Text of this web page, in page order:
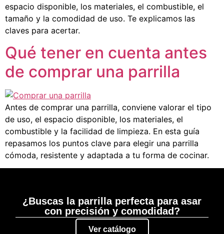
espacio disponible, los materiales, el combustible, el
tamaño y la comodidad de uso. Te explicamos las
claves para acertar.
Qué tener en cuenta antes
de comprar una parrilla
Antes de comprar una parrilla, conviene valorar el tipo
de uso, el espacio disponible, los materiales, el
combustible y la facilidad de limpieza. En esta guía
repasamos los puntos clave para elegir una parrilla
cómoda, resistente y adaptada a tu forma de cocinar.
¿Buscas la parrilla perfecta para asar
con precisión y comodidad?
Ver catálogo